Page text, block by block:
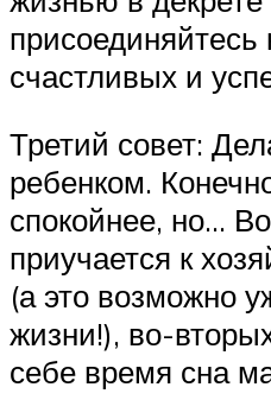
присоединяйтесь
счастливых и
Третий совет:
ребенком.
спокойнее, но…
приучается к
(а это возможно
жизни!), во-
себе время сна